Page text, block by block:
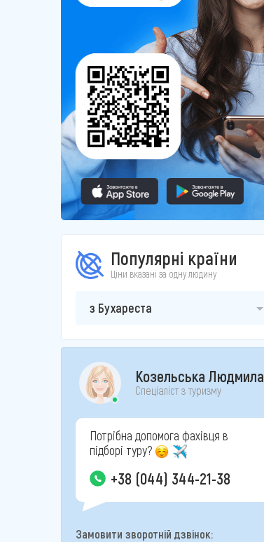
Популярні країни
Ціни вказані за одну людину
з Бухареста
Козельська Людмила
Спеціаліст з туризму
Потрібна допомога фахівця в
підборі туру?
+38 (044) 344-21-38
Замовити зворотній дзвінок: